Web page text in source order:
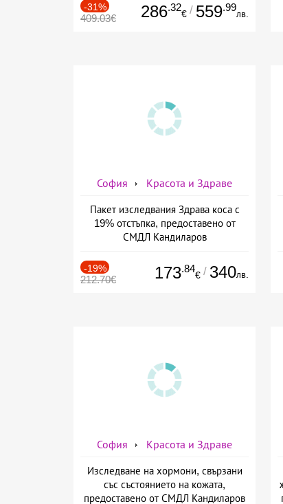
-31%
409.03€ 286.32
€ / 559.99
лв.
София Красота и Здраве
Пакет изследвания Здрава коса с
19% отстъпка, предоставено от
СМДЛ Кандиларов
-19%
212.70€ 173.84
€ / 340лв.
София Красота и Здраве
Изследване на хормони, свързани
със състоянието на кожата,
предоставено от СМДЛ Кандиларов